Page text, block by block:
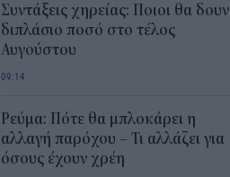
Συντάξεις χηρείας: Ποιοι θα δουν
διπλάσιο ποσό στο τέλος
Αυγούστου
09:14
Ρεύμα: Πότε θα μπλοκάρει η
αλλαγή παρόχου – Τι αλλάζει για
όσους έχουν χρέη